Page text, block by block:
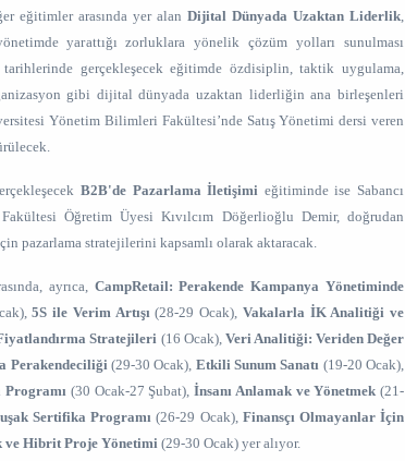
eğitimler arasında yer alan Dijital Dünyada Uzaktan Liderlik
yarattığı zorluklara yönelik çözüm yolları sunulması
gerçekleşecek eğitimde özdisiplin, taktik uygulama,
gibi dijital dünyada uzaktan liderliğin ana birleşenleri
Yönetim Bilimleri Fakültesi’nde Satış Yönetimi dersi veren
B2B'de Pazarlama İletişimi eğitiminde ise Sabancı
Öğretim Üyesi Kıvılcım Döğerlioğlu Demir, doğrudan
pazarlama stratejilerini kapsamlı olarak aktaracak.
ayrıca, CampRetail: Perakende Kampanya Yönetiminde
5S ile Verim Artışı (28-29 Ocak), Vakalarla İK Analitiği ve
Stratejileri (16 Ocak), Veri Analitiği: Veriden Değer
Perakendeciliği (29-30 Ocak), Etkili Sunum Sanatı (19-20 Ocak),
(30 Ocak-27 Şubat), İnsanı Anlamak ve Yönetmek (21-
Sertifika Programı (26-29 Ocak), Finansçı Olmayanlar İçin
ve Hibrit Proje Yönetimi (29-30 Ocak) yer alıyor.